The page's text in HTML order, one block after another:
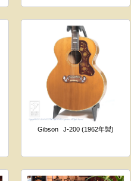
Gibson J-200 (1962年製)